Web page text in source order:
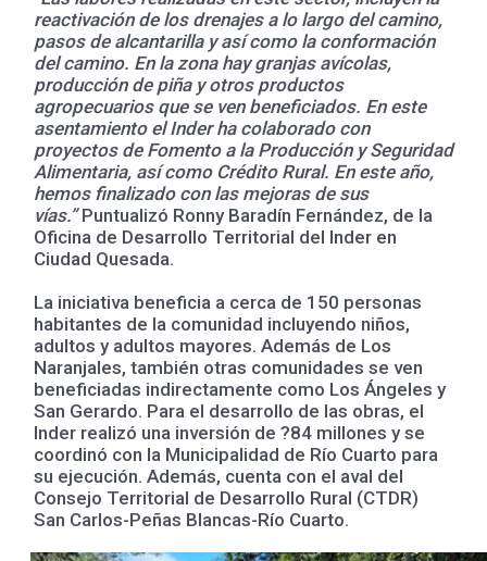
reactivación de los drenajes a lo largo del camino,
pasos de alcantarilla y así como la conformación
del camino. En la zona hay granjas avícolas,
producción de piña y otros productos
agropecuarios que se ven beneficiados. En este
asentamiento el Inder ha colaborado con
proyectos de Fomento a la Producción y Seguridad
Alimentaria, así como Crédito Rural. En este año,
hemos finalizado con las mejoras de sus
vías.”Puntualizó Ronny Baradín Fernández, de la
Oficina de Desarrollo Territorial del Inder en
Ciudad Quesada.
La iniciativa beneficia a cerca de 150 personas
habitantes de la comunidad incluyendo niños,
adultos y adultos mayores. Además de Los
Naranjales, también otras comunidades se ven
beneficiadas indirectamente como Los Ángeles y
San Gerardo. Para el desarrollo de las obras, el
Inder realizó una inversión de ?84 millones y se
coordinó con la Municipalidad de Río Cuarto para
su ejecución. Además, cuenta con el aval del
Consejo Territorial de Desarrollo Rural (CTDR)
San Carlos-Peñas Blancas-Río Cuarto.